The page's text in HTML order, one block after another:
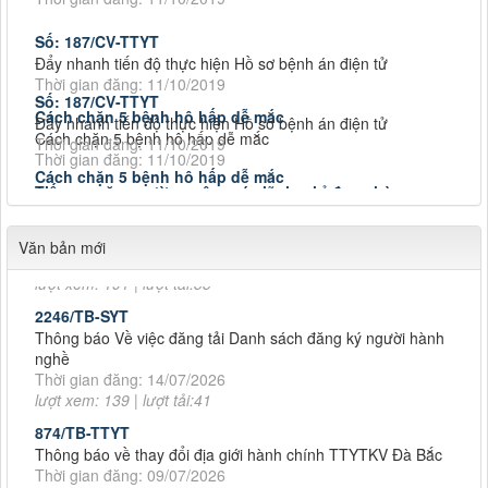
Số: 187/CV-TTYT
Đẩy nhanh tiến độ thực hiện Hồ sơ bệnh án điện tử
Thời gian đăng: 11/10/2019
Cách chặn 5 bệnh hô hấp dễ mắc
Cách chặn 5 bệnh hô hấp dễ mắc
Thời gian đăng: 11/10/2019
Tiếp tục tăng cường công tác lãnh, chỉ đạo phòng,
Tiếp tục tăng cường công tác lãnh, chỉ đạo phòng, chống
dịch tả lợn châu Phi
Thời gian đăng: 11/10/2019
Số: 187/CV-TTYT
Đẩy nhanh tiến độ thực hiện Hồ sơ bệnh án điện tử
Thời gian đăng: 11/10/2019
Cách chặn 5 bệnh hô hấp dễ mắc
Cách chặn 5 bệnh hô hấp dễ mắc
Thời gian đăng: 11/10/2019
Tiếp tục tăng cường công tác lãnh, chỉ đạo phòng,
Tiếp tục tăng cường công tác lãnh, chỉ đạo phòng, chống
Thời gian đăng: 11/10/2019
Số: 187/CV-TTYT
Đẩy nhanh tiến độ thực hiện Hồ sơ bệnh án điện tử
Thời gian đăng: 11/10/2019
Cách chặn 5 bệnh hô hấp dễ mắc
Thời gian đăng: 11/10/2019
Văn bản mới
BC số người thực hành tại cơ sở (Thủy-Đậu)
Thời gian đăng: 20/07/2026
lượt xem: 191 | lượt tải:33
2246/TB-SYT
Thông báo Về việc đăng tải Danh sách đăng ký người hành
nghề
Thời gian đăng: 14/07/2026
lượt xem: 139 | lượt tải:41
874/TB-TTYT
Thông báo về thay đổi địa giới hành chính TTYTKV Đà Bắc
Thời gian đăng: 09/07/2026